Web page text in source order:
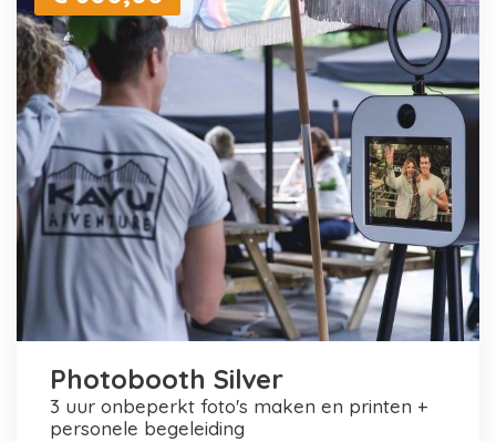
Photobooth Silver
3 uur onbeperkt foto's maken en printen +
personele begeleiding